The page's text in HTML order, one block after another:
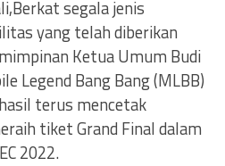
segala jenis
yang telah diberikan
Ketua Umum Budi
Legend Bang Bang (MLBB)
terus mencetak
tiket Grand Final dalam
2022.